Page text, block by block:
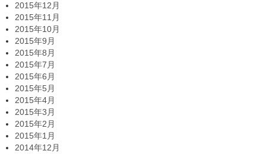
2015年12月
2015年11月
2015年10月
2015年9月
2015年8月
2015年7月
2015年6月
2015年5月
2015年4月
2015年3月
2015年2月
2015年1月
2014年12月